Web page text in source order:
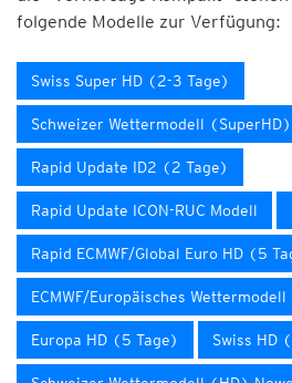
folgende Modelle zur Verfügung:
Swiss Super HD (2-3 Tage)
Schweizer Wettermodell
Rapid Update ID2 (2 Tage)
Rapid Update ICON-RUC Modell
Rapid ECMWF/Global Euro HD (5
ECMWF/Europäisches
Europa HD (5 Tage) Swiss HD